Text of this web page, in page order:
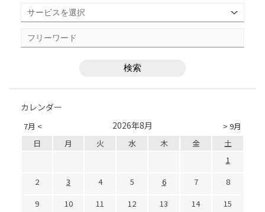
カレンダー
7月 < > 9月
2026年8月
日 月 火 水 木 金
土
1
2
3 4 5 6 7
8
9
10 11 12 13 14
15